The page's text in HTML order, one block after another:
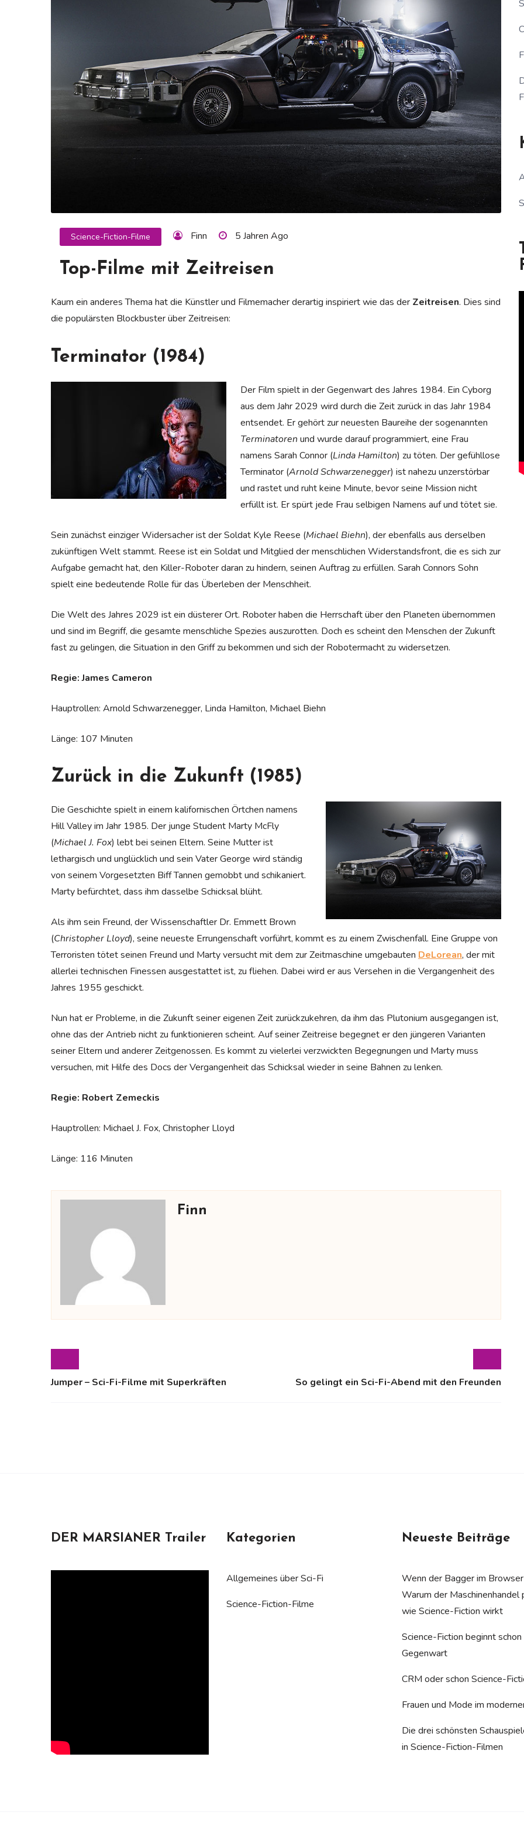
Science-Fiction-Filme Finn 5 Jahren Ago
Top-Filme mit Zeitreisen
Kaum ein anderes Thema hat die Künstler und Filmemacher derartig inspiriert wie das der Zeitreisen. Dies sind
die populärsten Blockbuster über Zeitreisen:
Terminator (1984)
Der Film spielt in der Gegenwart des Jahres 1984. Ein Cyborg
aus dem Jahr 2029 wird durch die Zeit zurück in das Jahr 1984
entsendet. Er gehört zur neuesten Baureihe der sogenannten
Terminatoren und wurde darauf programmiert, eine Frau
namens Sarah Connor (Linda Hamilton) zu töten. Der gefühllose
Terminator (Arnold Schwarzenegger) ist nahezu unzerstörbar
und rastet und ruht keine Minute, bevor seine Mission nicht
erfüllt ist. Er spürt jede Frau selbigen Namens auf und tötet sie.
Sein zunächst einziger Widersacher ist der Soldat Kyle Reese (Michael Biehn), der ebenfalls aus derselben
zukünftigen Welt stammt. Reese ist ein Soldat und Mitglied der menschlichen Widerstandsfront, die es sich zur
Aufgabe gemacht hat, den Killer-Roboter daran zu hindern, seinen Auftrag zu erfüllen. Sarah Connors Sohn
spielt eine bedeutende Rolle für das Überleben der Menschheit.
Die Welt des Jahres 2029 ist ein düsterer Ort. Roboter haben die Herrschaft über den Planeten übernommen
und sind im Begriff, die gesamte menschliche Spezies auszurotten. Doch es scheint den Menschen der Zukunft
fast zu gelingen, die Situation in den Griff zu bekommen und sich der Robotermacht zu widersetzen.
Regie: James Cameron
Hauptrollen: Arnold Schwarzenegger, Linda Hamilton, Michael Biehn
Länge: 107 Minuten
Zurück in die Zukunft (1985)
Die Geschichte spielt in einem kalifornischen Örtchen namens
Hill Valley im Jahr 1985. Der junge Student Marty McFly
(Michael J. Fox) lebt bei seinen Eltern. Seine Mutter ist
lethargisch und unglücklich und sein Vater George wird ständig
von seinem Vorgesetzten Biff Tannen gemobbt und schikaniert.
Marty befürchtet, dass ihm dasselbe Schicksal blüht.
Als ihm sein Freund, der Wissenschaftler Dr. Emmett Brown
(Christopher Lloyd), seine neueste Errungenschaft vorführt, kommt es zu einem Zwischenfall. Eine Gruppe von
Terroristen tötet seinen Freund und Marty versucht mit dem zur Zeitmaschine umgebauten DeLorean, der mit
allerlei technischen Finessen ausgestattet ist, zu fliehen. Dabei wird er aus Versehen in die Vergangenheit des
Jahres 1955 geschickt.
Nun hat er Probleme, in die Zukunft seiner eigenen Zeit zurückzukehren, da ihm das Plutonium ausgegangen ist,
ohne das der Antrieb nicht zu funktionieren scheint. Auf seiner Zeitreise begegnet er den jüngeren Varianten
seiner Eltern und anderer Zeitgenossen. Es kommt zu vielerlei verzwickten Begegnungen und Marty muss
versuchen, mit Hilfe des Docs der Vergangenheit das Schicksal wieder in seine Bahnen zu lenken.
Regie: Robert Zemeckis
Hauptrollen: Michael J. Fox, Christopher Lloyd
Länge: 116 Minuten
Finn
Jumper – Sci-Fi-Filme mit Superkräften So gelingt ein Sci-Fi-Abend mit den Freunden
DER MARSIANER Trailer Kategorien
Allgemeines über Sci-Fi
Science-Fiction-Filme
Neueste Beiträge
Wenn der Bagger im
Warum der Maschinenhandel
wie Science-Fiction wirkt
Science-Fiction beginnt schon
Gegenwart
CRM oder schon Science-
Frauen und Mode im
Die drei schönsten
in Science-Fiction-Filmen